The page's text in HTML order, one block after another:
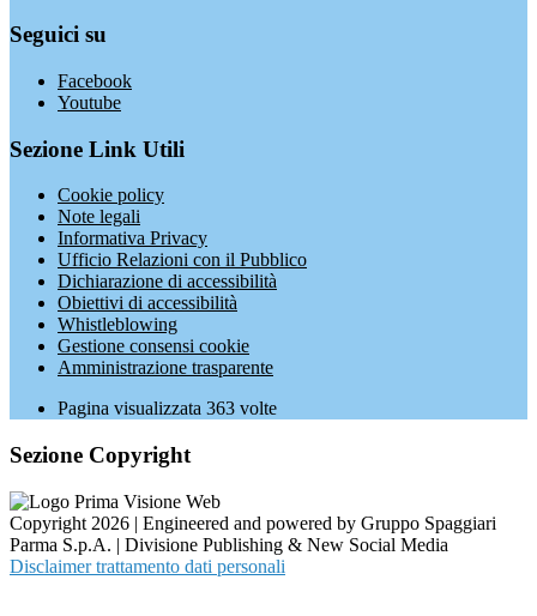
Seguici su
Facebook
Youtube
Sezione Link Utili
Cookie policy
Note legali
Informativa Privacy
Ufficio Relazioni con il Pubblico
Dichiarazione di accessibilità
Obiettivi di accessibilità
Whistleblowing
Gestione consensi cookie
Amministrazione trasparente
Pagina visualizzata 363 volte
Sezione Copyright
Copyright 2026 | Engineered and powered by Gruppo Spaggiari
Parma S.p.A. | Divisione Publishing & New Social Media
Disclaimer trattamento dati personali